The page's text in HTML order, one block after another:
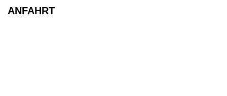
ANFAHRT